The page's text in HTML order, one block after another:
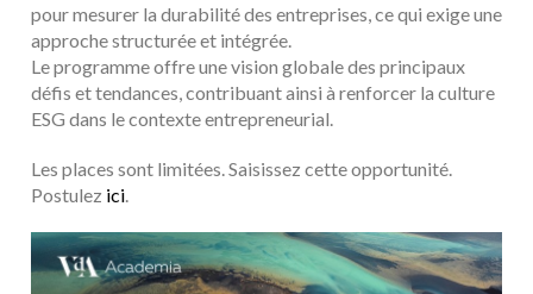
pour mesurer la durabilité des entreprises, ce qui exige une
approche structurée et intégrée.
Le programme offre une vision globale des principaux
défis et tendances, contribuant ainsi à renforcer la culture
ESG dans le contexte entrepreneurial.
Les places sont limitées. Saisissez cette opportunité.
Postulez ici.